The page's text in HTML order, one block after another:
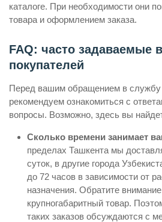
каталоге. При необходимости они
товара и оформлением заказа.
FAQ: часто задаваемые
покупателей
Перед вашим обращением в службу
рекомендуем ознакомиться с
вопросы. Возможно, здесь вы
Сколько времени занимает
пределах Ташкента мы
суток, в другие города
до 72 часов в зависимости от
назначения. Обратите
крупногабаритный товар.
таких заказов обсуждаются с